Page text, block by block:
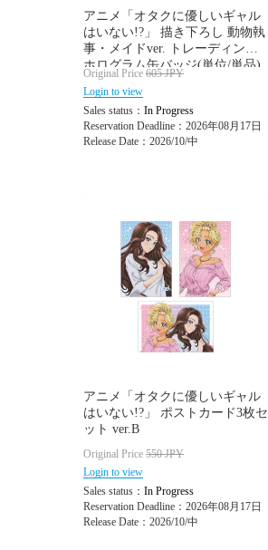
アニメ「オタクに優しいギャル
はいない!?」 描き下ろし 動物執
事・メイドver. トレーディング
ホログラム缶バッジ(単位/単品)
Original Price 605JPY
Login to view
Sales status： In Progress
Reservation Deadline：2026年08月17日
Release Date：2026/10/中
アニメ「オタクに優しいギャル
はいない!?」 ポストカード3枚セ
ット ver.B
Original Price 550JPY
Login to view
Sales status： In Progress
Reservation Deadline：2026年08月17日
Release Date：2026/10/中